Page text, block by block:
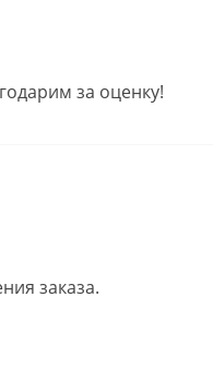
за оценку!
заказа.